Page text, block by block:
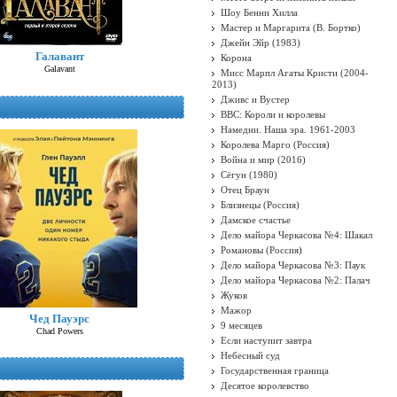
Галавант
Galavant
Чед Пауэрс
Chad Powers
Шоу Бенни Хилла
Мастер и Маргарита (В. Бортко)
Джейн Эйр (1983)
Корона
Мисс Марпл Агаты Кристи (2004-
2013)
Дживс и Вустер
BBC: Короли и королевы
Намедни. Наша эра. 1961-2003
Королева Марго (Россия)
Война и мир (2016)
Сёгун (1980)
Отец Браун
Близнецы (Россия)
Дамское счастье
Дело майора Черкасова №4: Шакал
Романовы (Россия)
Дело майора Черкасова №3: Паук
Дело майора Черкасова №2: Палач
Жуков
Мажор
9 месяцев
Если наступит завтра
Небесный суд
Государственная граница
Десятое королевство